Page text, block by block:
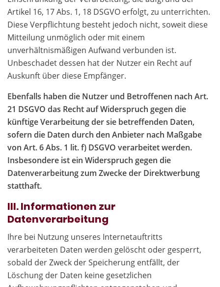
Artikel 16, 17 Abs. 1, 18 DSGVO erfolgt, zu unterrichten.
Diese Verpflichtung besteht jedoch nicht, soweit diese
Mitteilung unmöglich oder mit einem
unverhältnismäßigen Aufwand verbunden ist.
Unbeschadet dessen hat der Nutzer ein Recht auf
Auskunft über diese Empfänger.
Ebenfalls haben die Nutzer und Betroffenen nach Art.
21 DSGVO das Recht auf Widerspruch gegen die
künftige Verarbeitung der sie betreffenden Daten,
sofern die Daten durch den Anbieter nach Maßgabe
von Art. 6 Abs. 1 lit. f) DSGVO verarbeitet werden.
Insbesondere ist ein Widerspruch gegen die
Datenverarbeitung zum Zwecke der Direktwerbung
statthaft.
III. Informationen zur
Datenverarbeitung
Ihre bei Nutzung unseres Internetauftritts
verarbeiteten Daten werden gelöscht oder gesperrt,
sobald der Zweck der Speicherung entfällt, der
Löschung der Daten keine gesetzlichen